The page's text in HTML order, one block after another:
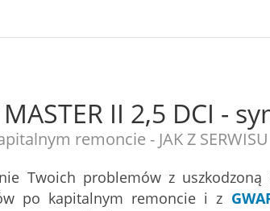
II 2,5 DCI -
remoncie - JAK Z SERWISU
Twoich problemów z uszkodzoną
po kapitalnym remoncie i z